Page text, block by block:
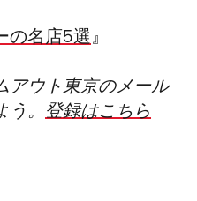
の名店5選』
アウト東京のメール
。 登録はこちら